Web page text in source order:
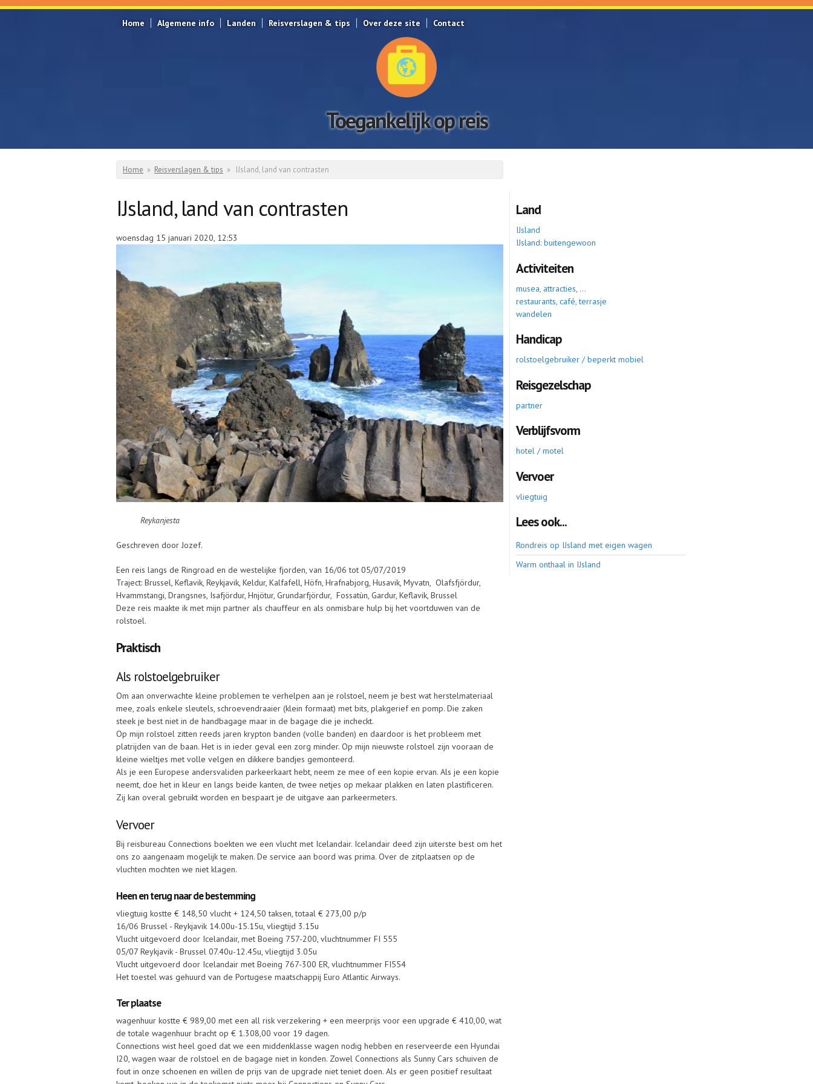
Overslaan en naar de inhoud gaan
Home
Algemene info Landen Reisverslagen & tips Over deze site Contact
Toegankelijk op reis
Home » Reisverslagen & tips » IJsland, land van contrasten
IJsland, land van contrasten
woensdag 15 januari 2020, 12:53
Reykanjesta
Geschreven door Jozef.
Een reis langs de Ringroad en de westelijke fjorden, van 16/06 tot 05/07/2019
Traject: Brussel, Keflavik, Reykjavik, Keldur, Kalfafell, Höfn, Hrafnabjorg, Husavik, Myvatn, Olafsfjördur,
Hvammstangi, Drangsnes, Isafjördur, Hnjötur, Grundarfjördur, Fossatùn, Gardur, Keflavik, Brussel
Deze reis maakte ik met mijn partner als chauffeur en als onmisbare hulp bij het voortduwen van de
rolstoel.
Praktisch
Als rolstoelgebruiker
Om aan onverwachte kleine problemen te verhelpen aan je rolstoel, neem je best wat herstelmateriaal
mee, zoals enkele sleutels, schroevendraaier (klein formaat) met bits, plakgerief en pomp. Die zaken
steek je best niet in de handbagage maar in de bagage die je incheckt.
Op mijn rolstoel zitten reeds jaren krypton banden (volle banden) en daardoor is het probleem met
platrijden van de baan. Het is in ieder geval een zorg minder. Op mijn nieuwste rolstoel zijn vooraan de
kleine wieltjes met volle velgen en dikkere bandjes gemonteerd.
Als je een Europese andersvaliden parkeerkaart hebt, neem ze mee of een kopie ervan. Als je een kopie
neemt, doe het in kleur en langs beide kanten, de twee netjes op mekaar plakken en laten plastificeren.
Zij kan overal gebruikt worden en bespaart je de uitgave aan parkeermeters.
Vervoer
Bij reisbureau Connections boekten we een vlucht met Icelandair. Icelandair deed zijn uiterste best om het
ons zo aangenaam mogelijk te maken. De service aan boord was prima. Over de zitplaatsen op de
vluchten mochten we niet klagen.
Heen en terug naar de bestemming
vliegtuig kostte € 148,50 vlucht + 124,50 taksen, totaal € 273,00 p/p
16/06 Brussel - Reykjavik 14.00u-15.15u, vliegtijd 3.15u
Vlucht uitgevoerd door Icelandair, met Boeing 757-200, vluchtnummer FI 555
05/07 Reykjavik - Brussel 07.40u-12.45u, vliegtijd 3.05u
Vlucht uitgevoerd door Icelandair met Boeing 767-300 ER, vluchtnummer FI554
Het toestel was gehuurd van de Portugese maatschappij Euro Atlantic Airways.
Ter plaatse
wagenhuur kostte € 989,00 met een all risk verzekering + een meerprijs voor een upgrade € 410,00, wat
de totale wagenhuur bracht op € 1.308,00 voor 19 dagen.
Connections wist heel goed dat we een middenklasse wagen nodig hebben en reserveerde een Hyundai
I20, wagen waar de rolstoel en de bagage niet in konden. Zowel Connections als Sunny Cars schuiven de
fout in onze schoenen en willen de prijs van de upgrade niet teniet doen. Als er geen positief resultaat
Land
IJsland
IJsland: buitengewoon
Activiteiten
musea, attracties, ...
restaurants, café, terrasje
wandelen
Handicap
rolstoelgebruiker / beperkt mobiel
Reisgezelschap
partner
Verblijfsvorm
hotel / motel
Vervoer
vliegtuig
Lees ook...
Rondreis op IJsland met eigen wagen
Warm onthaal in IJsland